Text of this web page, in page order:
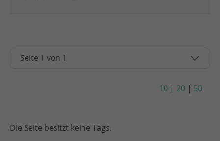
10 | 20 | 50
Die Seite besitzt keine Tags.